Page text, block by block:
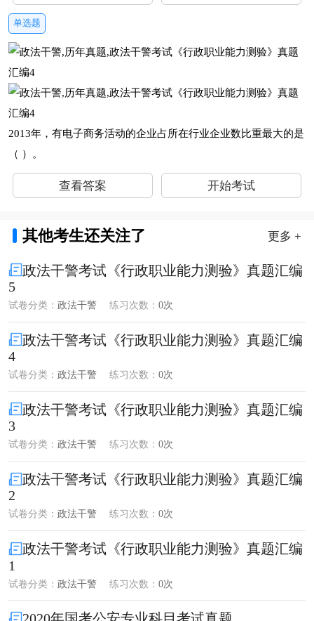
单选题
2013年，有电子商务活动的企业占所在行业企业数比重最大的是
（ ）。
查看答案 开始考试
其他考生还关注了 更多 +
政法干警考试《行政职业能力测验》真题汇编
5
试卷分类： 政法干警 练习次数： 0次
政法干警考试《行政职业能力测验》真题汇编
4
试卷分类： 政法干警 练习次数： 0次
政法干警考试《行政职业能力测验》真题汇编
3
试卷分类： 政法干警 练习次数： 0次
政法干警考试《行政职业能力测验》真题汇编
2
试卷分类： 政法干警 练习次数： 0次
政法干警考试《行政职业能力测验》真题汇编
1
试卷分类： 政法干警 练习次数： 0次